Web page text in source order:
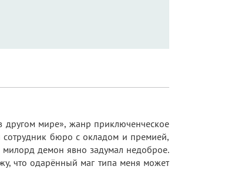
другом мире», жанр приключенческое
сотрудник бюро с окладом и премией,
милорд демон явно задумал недоброе.
что одарённый маг типа меня может